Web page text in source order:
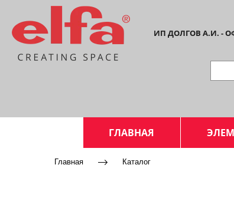
ИП ДОЛГОВ А.И. -
ГЛАВНАЯ
Главная Каталог